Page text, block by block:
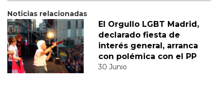
Noticias relacionadas
El Orgullo LGBT Madrid,
declarado fiesta de
interés general, arranca
con polémica con el PP
30 Junio